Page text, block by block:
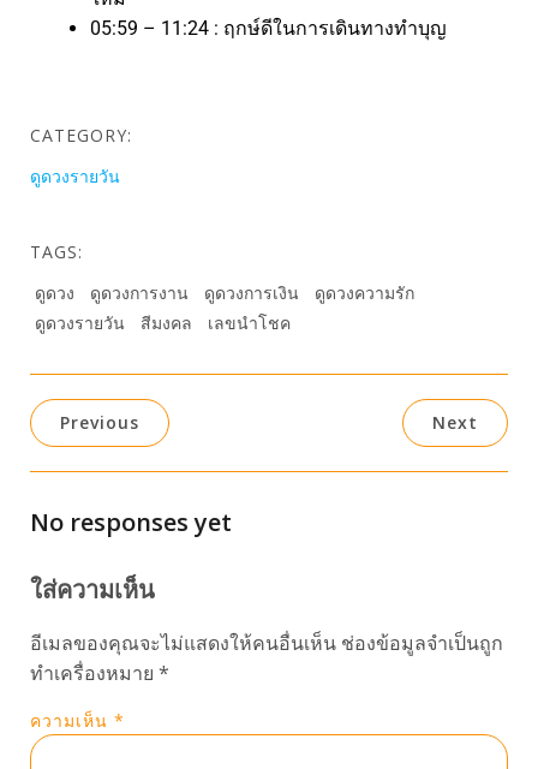
05:59 – 11:24 : ฤกษ์ดีในการเดินทางทำบุญ
CATEGORY:
ดูดวงรายวัน
TAGS:
ดูดวง
ดูดวงการงาน ดูดวงการเงิน
ดูดวงความรัก
ดูดวงรายวัน
สีมงคล เลขนำโชค
Previous Next
No responses yet
ใส่ความเห็น
อีเมลของคุณจะไม่แสดงให้คนอื่นเห็น ช่องข้อมูลจำเป็นถูก
ทำเครื่องหมาย *
ความเห็น *